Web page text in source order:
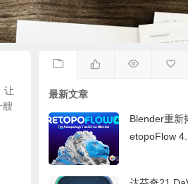
让
艘
最新文章
Blender重新
etopoFlow